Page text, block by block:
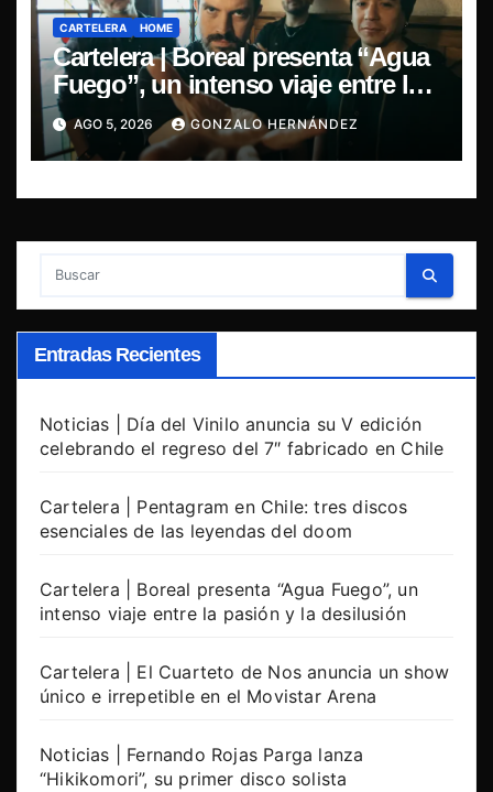
CARTELERA HOME
Cartelera | Boreal presenta “Agua
Fuego”, un intenso viaje entre la
pasión y la desilusión
AGO 5, 2026 GONZALO HERNÁNDEZ
Entradas Recientes
Noticias | Día del Vinilo anuncia su V edición
celebrando el regreso del 7″ fabricado en Chile
Cartelera | Pentagram en Chile: tres discos
esenciales de las leyendas del doom
Cartelera | Boreal presenta “Agua Fuego”, un
intenso viaje entre la pasión y la desilusión
Cartelera | El Cuarteto de Nos anuncia un show
único e irrepetible en el Movistar Arena
Noticias | Fernando Rojas Parga lanza
“Hikikomori”, su primer disco solista